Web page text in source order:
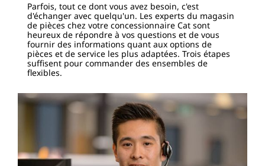
Parfois, tout ce dont vous avez besoin, c'est
d'échanger avec quelqu'un. Les experts du magasin
de pièces chez votre concessionnaire Cat sont
heureux de répondre à vos questions et de vous
fournir des informations quant aux options de
pièces et de service les plus adaptées. Trois étapes
suffisent pour commander des ensembles de
flexibles.